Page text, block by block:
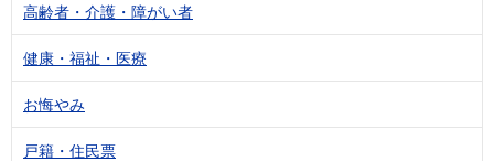
高齢者・介護・障がい者
健康・福祉・医療
お悔やみ
戸籍・住民票